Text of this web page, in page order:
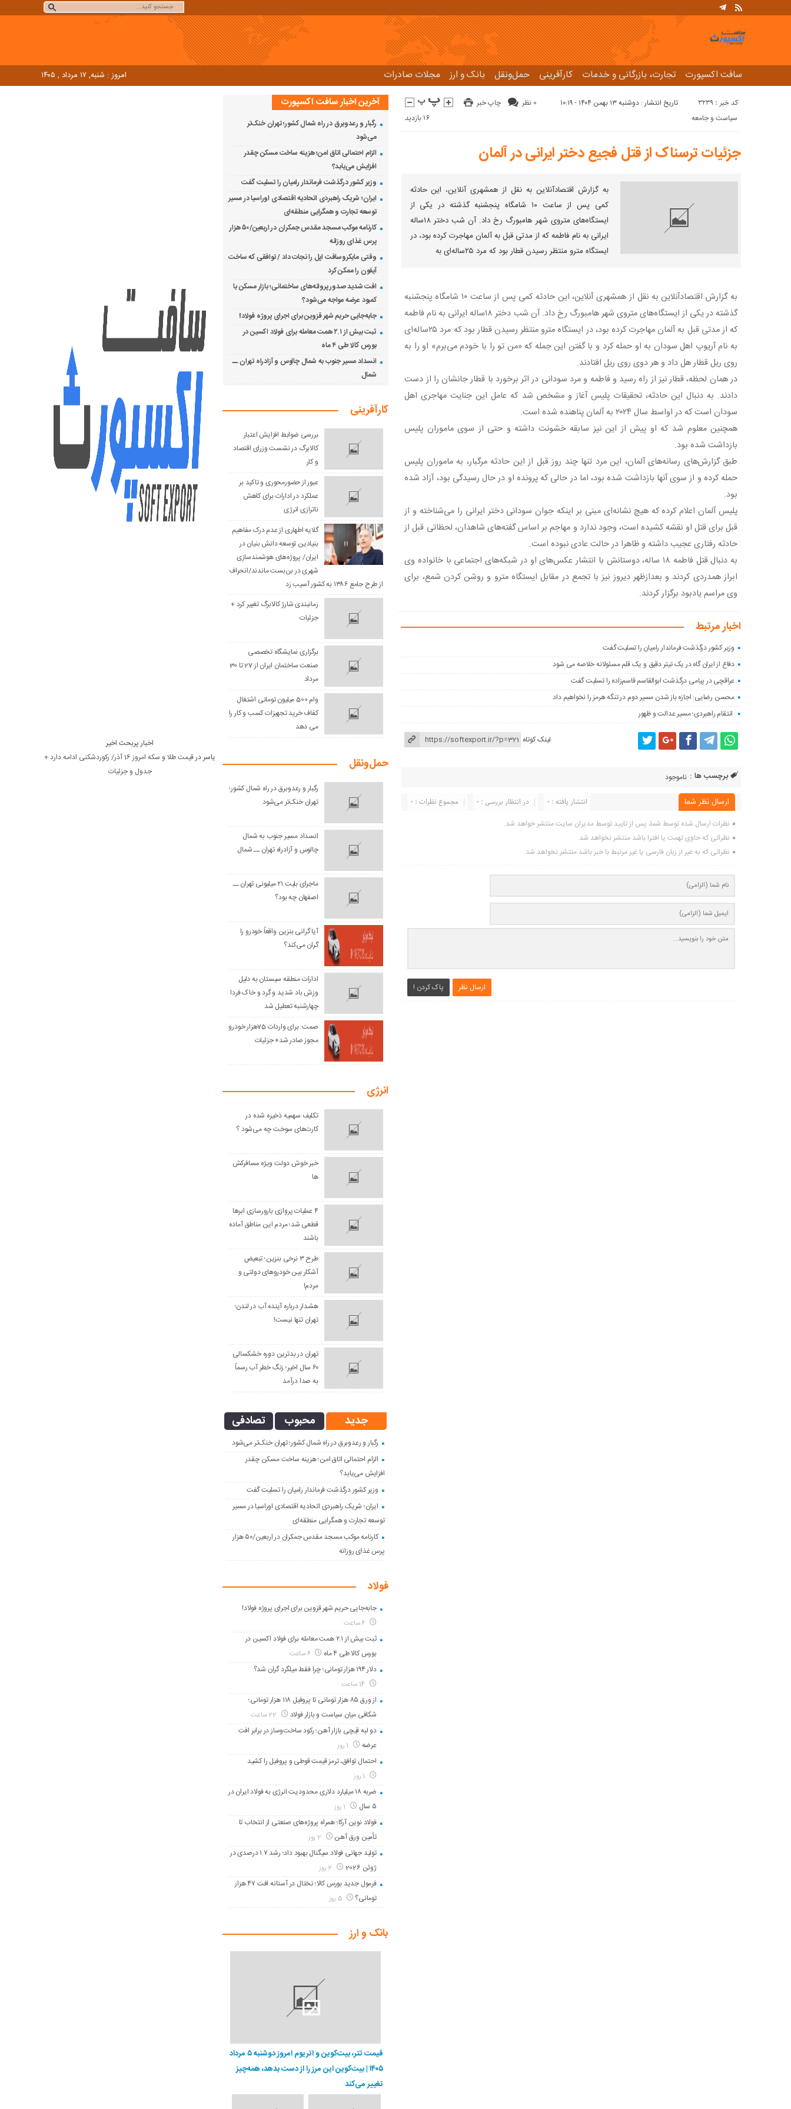
سافت اکسپورت تجارت، بازرگانی و خدمات کارآفرینی حمل‌و‌نقل بانک و ارز مجلات صادرات امروز : شنبه, ۱۷ مرداد , ۱۴۰۵
کد خبر : 3239 تاریخ انتشار : دوشنبه ۱۳ بهمن ۱۴۰۴ - ۱۰:۱۹ چاپ خبر
0 نظر
سیاست و جامعه
16 بازدید
جزئیات ترسناک از قتل فجیع دختر ایرانی در آلمان
به گزارش اقتصادآنلاین به نقل از همشهری آنلاین، این حادثه
کمی پس از ساعت ۱۰ شامگاه پنجشنبه گذشته در یکی از
ایستگاه‌های متروی شهر هامبورگ رخ داد. آن شب دختر ۱۸ساله
ایرانی به نام فاطمه که از مدتی قبل به آلمان مهاجرت کرده بود، در
ایستگاه مترو منتظر رسیدن قطار بود که مرد ۲۵ساله‌ای به
به گزارش اقتصادآنلاین به نقل از همشهری آنلاین، این حادثه کمی پس از ساعت ۱۰ شامگاه پنجشنبه
گذشته در یکی از ایستگاه‌های متروی شهر هامبورگ رخ داد. آن شب دختر ۱۸ساله ایرانی به نام فاطمه
که از مدتی قبل به آلمان مهاجرت کرده بود، در ایستگاه مترو منتظر رسیدن قطار بود که مرد ۲۵ساله‌ای
به نام آریوپ اهل سودان به او حمله کرد و با گفتن این جمله که «من تو را با خودم می‌برم» او را به
روی ریل قطار هل داد و هر دوی روی ریل افتادند.
در همان لحظه، قطار نیز از راه رسید و فاطمه و مرد سودانی در اثر برخورد با قطار جانشان را از دست
دادند. به دنبال این حادثه، تحقیقات پلیس آغاز و مشخص شد که عامل این جنایت مهاجری اهل
سودان است که در اواسط سال ۲۰۲۴ به آلمان پناهنده شده است.
همچنین معلوم شد که او پیش از این نیز سابقه خشونت داشته و حتی از سوی ماموران پلیس
بازداشت شده بود.
طبق گزارش‌های رسانه‌های آلمان، این مرد تنها چند روز قبل از این حادثه مرگبار، به ماموران پلیس
حمله کرده و از سوی آنها بازداشت شده بود، اما در حالی که پرونده او در حال رسیدگی بود، آزاد شده
بود.
پلیس آلمان اعلام کرده که هیچ نشانه‌ای مبنی بر اینکه جوان سودانی دختر ایرانی را می‌شناخته و از
قبل برای قتل او نقشه کشیده است، وجود ندارد و مهاجم بر اساس گفته‌های شاهدان، لحظاتی قبل از
حادثه رفتاری عجیب داشته و ظاهرا در حالت عادی نبوده است.
به دنبال قتل فاطمه ۱۸ ساله، دوستانش با انتشار عکس‌های او در شبکه‌های اجتماعی با خانواده وی
ابراز همدردی کردند و بعدازظهر دیروز نیز با تجمع در مقابل ایستگاه مترو و روشن کردن شمع، برای
وی مراسم یادبود برگزار کردند.
اخبار مرتبط
وزیر کشور درگذشت فرماندار رامیان را تسلیت گفت
دفاع از ایران گاه در یک تیتر دقیق و یک قلم مسئولانه خلاصه می شود
عراقچی در پیامی درگذشت ابوالقاسم قاسم‌زاده را تسلیت گفت
محسن رضایی: اجازه باز شدن مسیر دوم در تنگه هرمز را نخواهیم داد
انتقام راهبردی؛ مسیر عدالت و ظهور
لینک کوتاه
برچسب ها : ناموجود
ارسال نظر شما مجموع نظرات : 0 در انتظار بررسی : 0 انتشار یافته : 0
نظرات ارسال شده توسط شما، پس از تایید توسط مدیران سایت منتشر خواهد شد.
نظراتی که حاوی تهمت یا افترا باشد منتشر نخواهد شد.
نظراتی که به غیر از زبان فارسی یا غیر مرتبط با خبر باشد منتشر نخواهد شد.
ارسال نظر پاک کردن !
آخرین اخبار سافت اکسپورت
رگبار و رعدوبرق در راه شمال کشور؛ تهران خنک‌تر
می‌شود
الزام احتمالی اتاق امن؛ هزینه ساخت مسکن چقدر
افزایش می‌یابد؟
وزیر کشور درگذشت فرماندار رامیان را تسلیت گفت
ایران؛ شریک راهبردی اتحادیه اقتصادی اوراسیا در مسیر
توسعه تجارت و همگرایی منطقه‌ای
کارنامه موکب مسجد مقدس جمکران در اربعین/۵۰ هزار
پرس غذای روزانه
وقتی مایکروسافت اپل را نجات داد / توافقی که ساخت
آیفون را ممکن کرد
افت شدید صدور پروانه‌های ساختمانی؛ بازار مسکن با
کمبود عرضه مواجه می‌شود؟
جابه‌جایی حریم شهر قزوین برای اجرای پروژه فولاد!
ثبت بیش از ۲.۱ همت معامله برای فولاد اکسین در
بورس کالا طی ۴ ماه
انسداد مسیر جنوب به شمال چالوس و آزادراه تهران ــ
شمال
کارآفرینی
بررسی ضوابط افزایش اعتبار
کالابرگ در نشست وزرای اقتصاد
و کار
عبور از حضورمحوری و تاکید بر
عملکرد در ادارات برای کاهش
ناترازی انرژی
گلایه اطهاری از عدم درک مفاهیم
بنیادین توسعه دانش بنیان در
ایران/ پروژه‌های هوشمندسازی
شهری در بن‌بست ماندند/انحراف
از طرح جامع ۱۳۸۶ به کشور آسیب زد
زمانبندی شارژ کالابرگ تغییر کرد +
جزئیات
برگزاری نمایشگاه تخصصی
صنعت ساختمان ایران از 27 تا 30
مرداد
وام 500 میلیون تومانی اشتغال
کفاف خرید تجهیزات کسب و کار را
می دهد
حمل‌و‌نقل
رگبار و رعدوبرق در راه شمال کشور؛
تهران خنک‌تر می‌شود
انسداد مسیر جنوب به شمال
چالوس و آزادراه تهران ــ شمال
ماجرای بلیت ۲۱ میلیونی تهران ــ
اصفهان چه بود؟
آیا گرانی بنزین واقعاً خودرو را
گران می‌کند؟
ادارات منطقه سیستان به دلیل
وزش باد شدید و گرد و خاک فردا
چهارشنبه تعطیل شد
صمت: برای واردات 75هزار خودرو
مجوز صادر شد+ جزئیات
انرژی
تکلیف سهمیه ذخیره شده در
کارت‌های سوخت چه می‌شود ؟
خبر خوش دولت ویژه مسافرکش‌
ها
۴ عملیات پروازی بارورسازی ابرها
قطعی شد؛ مردم این مناطق آماده
باشند
طرح ۳ نرخی بنزین؛ تبعیض
آشکار بین خودروهای دولتی و
مردم!
هشدار درباره آینده آب در لندن؛
تهران تنها نیست!
تهران در بدترین دوره خشکسالی
۶۰ سال اخیر؛ زنگ خطر آب رسماً
به صدا درآمد
جدید محبوب تصادفی
رگبار و رعدوبرق در راه شمال کشور؛ تهران خنک‌تر می‌شود
الزام احتمالی اتاق امن؛ هزینه ساخت مسکن چقدر
افزایش می‌یابد؟
وزیر کشور درگذشت فرماندار رامیان را تسلیت گفت
ایران؛ شریک راهبردی اتحادیه اقتصادی اوراسیا در مسیر
توسعه تجارت و همگرایی منطقه‌ای
کارنامه موکب مسجد مقدس جمکران در اربعین/۵۰ هزار
پرس غذای روزانه
فولاد
جابه‌جایی حریم شهر قزوین برای اجرای پروژه فولاد!
ثبت بیش از ۲.۱ همت معامله برای فولاد اکسین در
بورس کالا طی ۴ ماه
6 ساعت
دلار ۱۹۴ هزار تومانی؛ چرا فقط میلگرد گران شد؟
از ورق ۸۵ هزار تومانی تا پروفیل ۱۱۸ هزار تومانی؛
شکافی میان سیاست و بازار فولاد
دو لبه قیچی بازار آهن؛ رکود ساخت‌وساز در برابر افت
عرضه
احتمال توافق، ترمز قیمت قوطی و پروفیل را کشید
ضربه ۱۸ میلیارد دلاری محدودیت انرژی به فولاد ایران در
۵ سال
فولاد نوین آرکا؛ همراه پروژه‌های صنعتی از انتخاب تا
تأمین ورق آهن
تولید جهانی فولاد سیگنال بهبود داد؛ رشد ۱.۷ درصدی در
ژوئن 2026
فرمول جدید بورس کالا؛ تختال در آستانه افت ۴۷ هزار
تومانی؟
5 روز
بانک و ارز
قیمت تتر، بیت‌کوین و اتریوم امروز دوشنبه ۵ مرداد
۱۴۰۵ | بیت‌کوین این مرز را از دست بدهد، همه‌چیز
تغییر می‌کند
اخبار پربحث اخیر
یاسردر
قیمت طلا و سکه امروز 16 آذر/ رکوردشکنی ادامه دارد +
جدول و جزئیات